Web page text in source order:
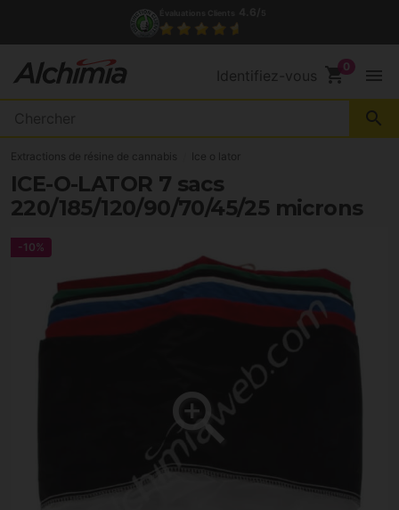
(+34) 972 527 248 Contact
Identifiez-vous shopping_cart menu
search
Extractions de résine de cannabis Ice o lator
ICE-O-LATOR 7 sacs
220/185/120/90/70/45/25 microns
-10%